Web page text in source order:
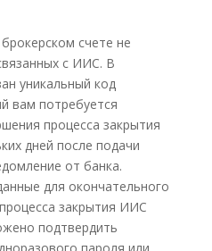
счете не
с ИИС. В
уникальный код
вам потребуется
процесса закрытия
дней после подачи
от банка.
для окончательного
закрытия ИИС
подтвердить